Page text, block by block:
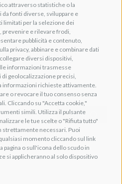
attraverso statistiche o la
fonti diverse, sviluppare e
limitati per la selezione dei
prevenire e rilevare frodi,
pubblicità e contenuto,
privacy, abbinare e combinare dati
diversi dispositivi,
informazioni trasmesse
geolocalizzazione precisi,
informazioni richieste attivamente.
o revocare il tuo consenso senza
Cliccando su "Accetta cookie,"
simili. Utilizza il pulsante
le tue scelte o "Rifiuta tutto"
strettamente necessari. Puoi
momento cliccando sul link
pagina o sull'icona dello scudo in
si applicheranno al solo dispositivo
INVIDEO
opzionale per
+ INFO